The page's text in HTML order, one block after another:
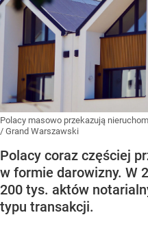
Polacy masowo przekazują
/ Grand Warszawski
Polacy coraz częściej
w formie darowizny. W
200 tys. aktów
typu transakcji.